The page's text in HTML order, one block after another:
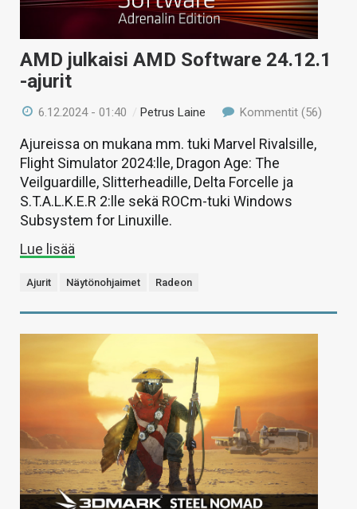
AMD julkaisi AMD Software 24.12.1
-ajurit
6.12.2024 - 01:40 /Petrus Laine Kommentit (56)
Ajureissa on mukana mm. tuki Marvel Rivalsille,
Flight Simulator 2024:lle, Dragon Age: The
Veilguardille, Slitterheadille, Delta Forcelle ja
S.T.A.L.K.E.R 2:lle sekä ROCm-tuki Windows
Subsystem for Linuxille.
Lue lisää
Ajurit Näytönohjaimet Radeon